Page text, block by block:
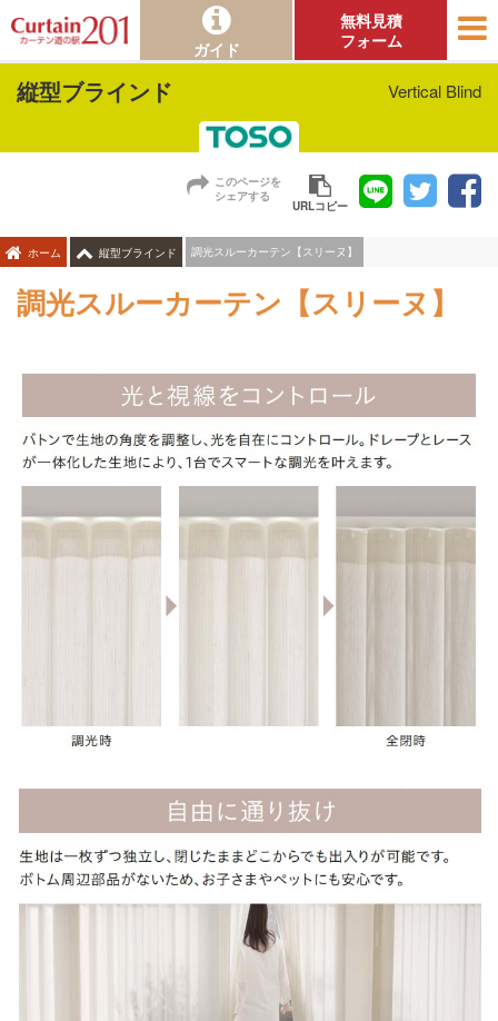
ガイド
無料見積
フォーム
縦型ブラインド Vertical Blind
このページを
シェアする
URLコピー
ホーム 縦型ブラインド 調光スルーカーテン【スリーヌ】
調光スルーカーテン【スリーヌ】